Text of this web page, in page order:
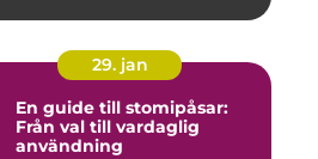
29. jan
En guide till stomipåsar:
Från val till vardaglig
användning